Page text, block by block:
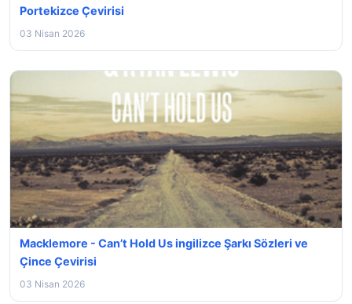
Portekizce Çevirisi
03 Nisan 2026
Macklemore - Can’t Hold Us ingilizce Şarkı Sözleri ve
Çince Çevirisi
03 Nisan 2026